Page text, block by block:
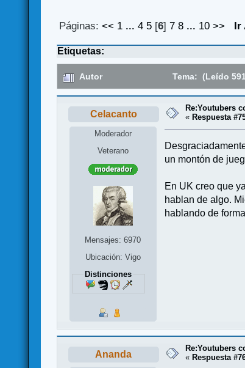
Páginas: << 1 ... 4 5[6] 7 8 ... 10 >>
Etiquetas:
Autor Tema: (Leído
Celacanto
Moderador
Veterano
Mensajes: 6970
Ubicación: Vigo
Distinciones
Re:Youtubers
« Respuesta
un montón de
En UK creo que
hablan de algo.
hablando de
Ananda
Re:Youtubers
« Respuesta